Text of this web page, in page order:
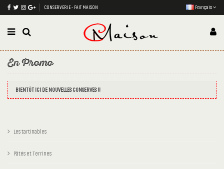
CONSERVERIE - FAIT MAISON Français
En Promo
BIENTÔT ICI DE NOUVELLES CONSERVES !!
Les tartinables
Pâtés et Terrines